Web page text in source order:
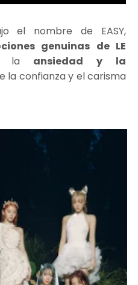
el nombre de EASY,
genuinas de LE
la ansiedad y la
la confianza y el carisma